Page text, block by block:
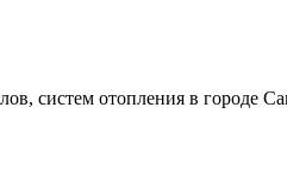
систем отопления в городе